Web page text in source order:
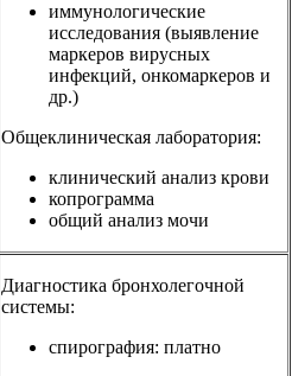
иммунологические
исследования (выявление
маркеров вирусных
инфекций, онкомаркеров и
др.)
Общеклиническая лаборатория:
клинический анализ крови
копрограмма
общий анализ мочи
Диагностика бронхолегочной
системы:
спирография: платно